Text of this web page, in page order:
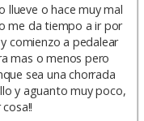
llueve o hace muy mal
me da tiempo a ir por
comienzo a pedalear
mas o menos pero
sea una chorrada
y aguanto muy poco,